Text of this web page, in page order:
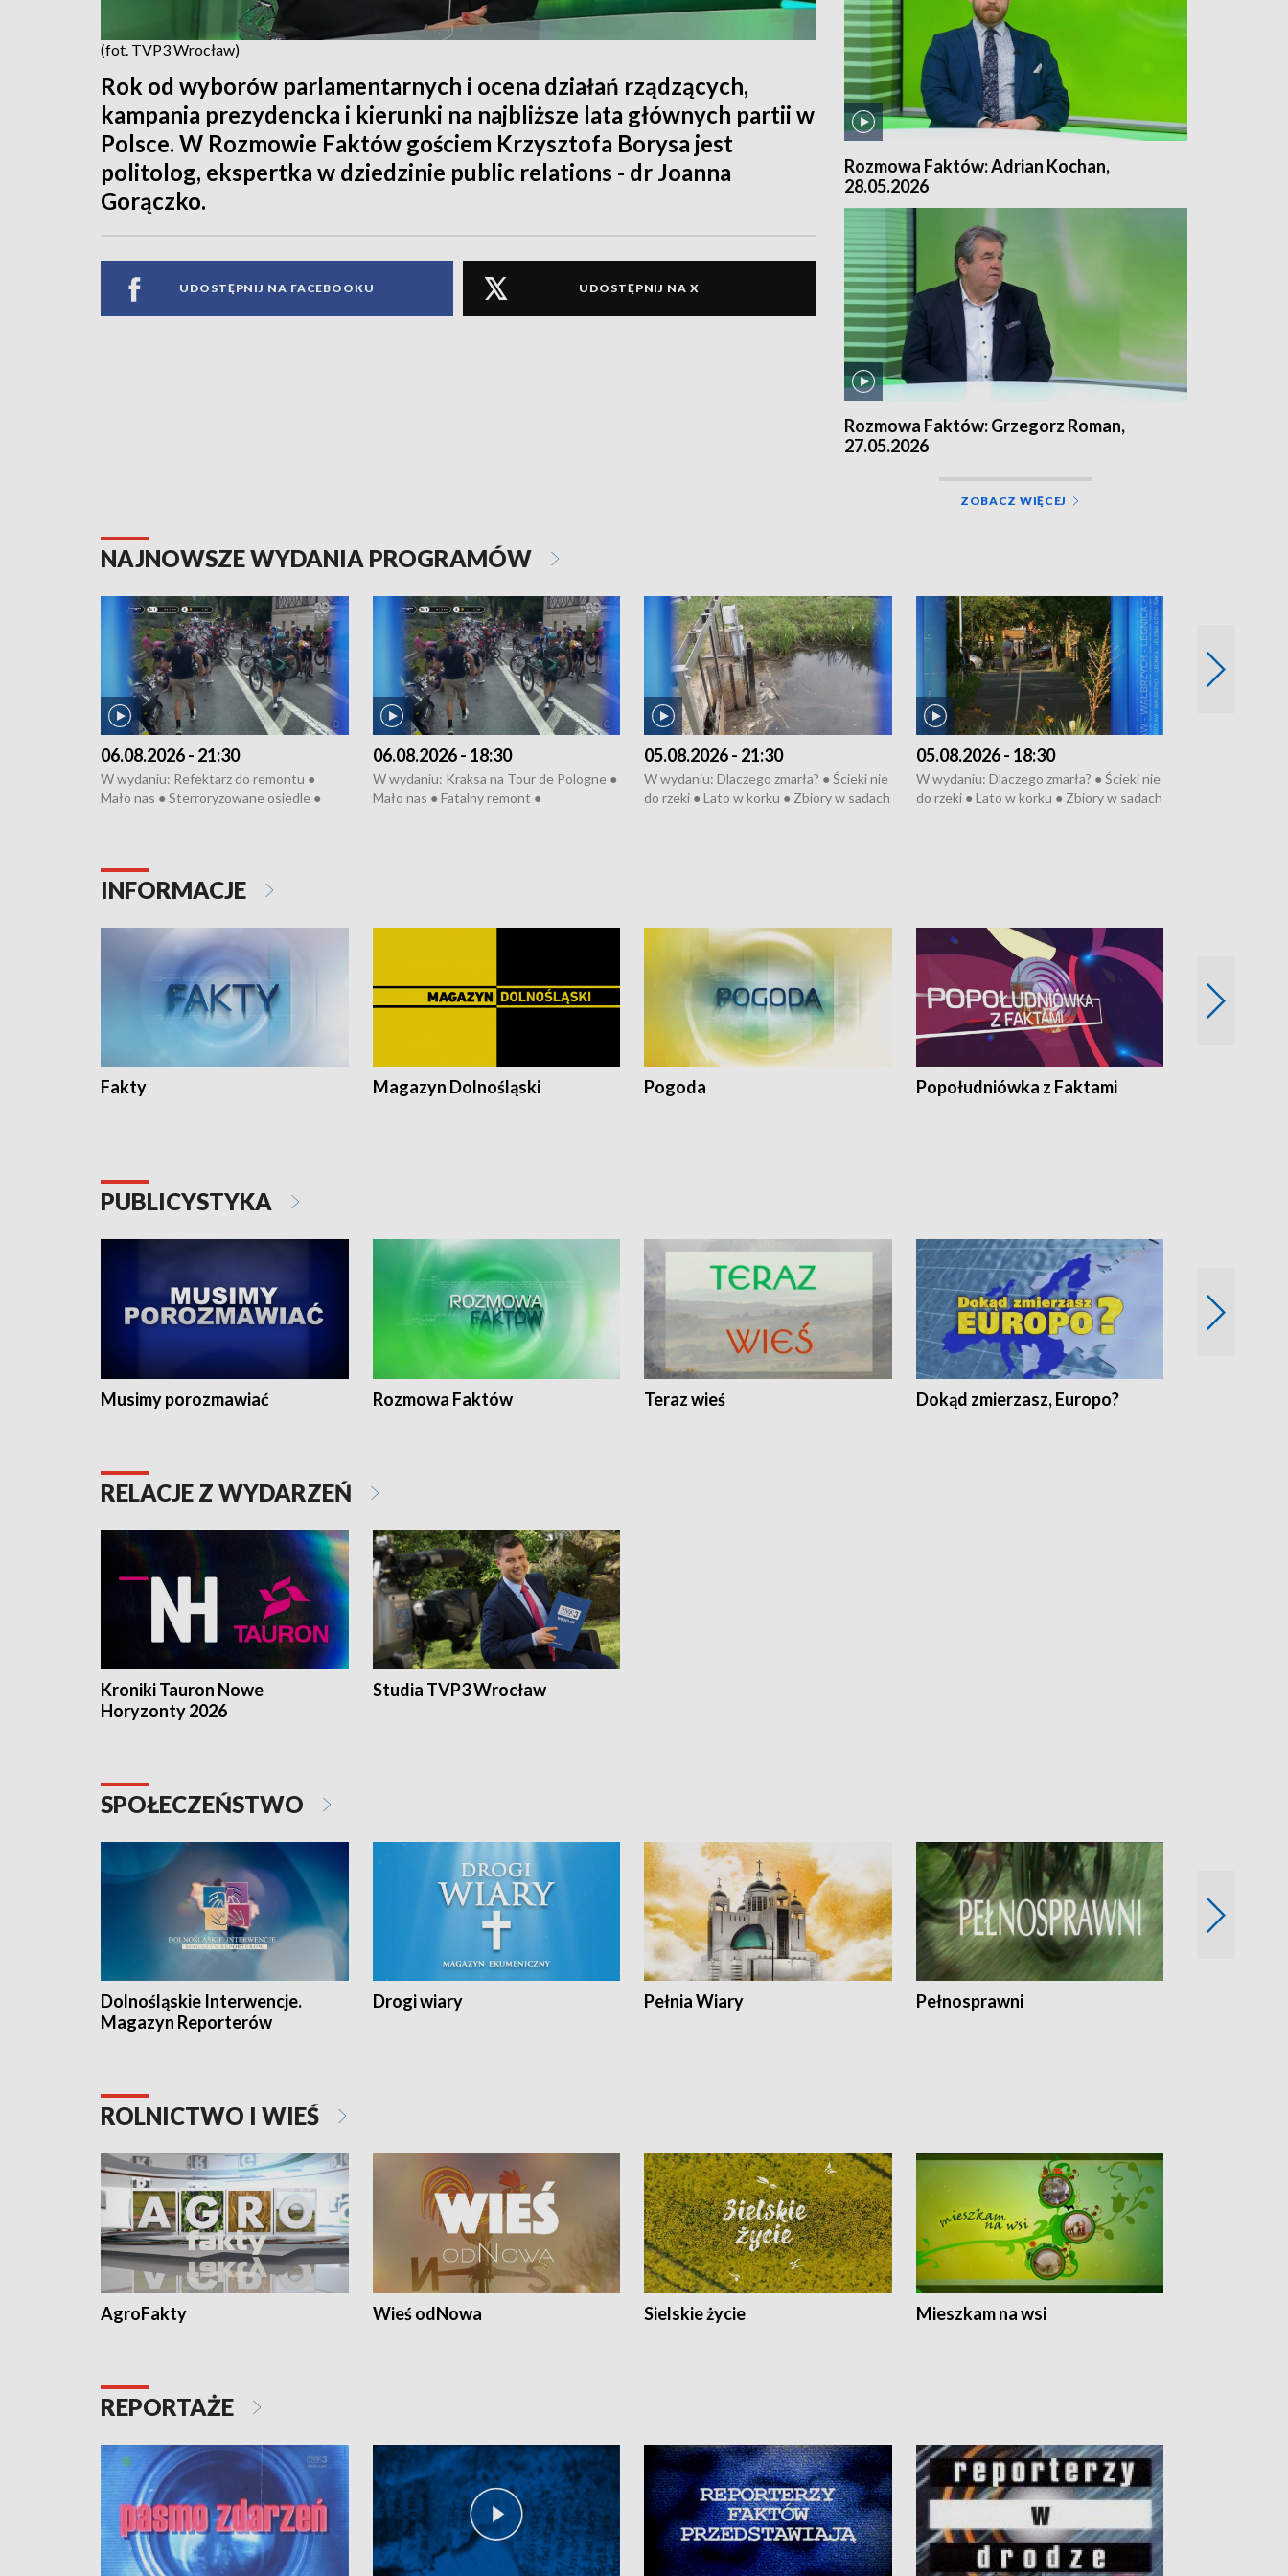
(fot. TVP3 Wrocław)
Rok od wyborów parlamentarnych i ocena działań rządzących,
kampania prezydencka i kierunki na najbliższe lata głównych partii w
Polsce. W Rozmowie Faktów gościem Krzysztofa Borysa jest
politolog, ekspertka w dziedzinie public relations - dr Joanna
Gorączko.
UDOSTĘPNIJ NA FACEBOOKU UDOSTĘPNIJ NA X
Rozmowa Faktów: Adrian Kochan,
28.05.2026
Rozmowa Faktów: Grzegorz Roman,
27.05.2026
ZOBACZ WIĘCEJ
NAJNOWSZE WYDANIA PROGRAMÓW
06.08.2026 - 21:30
W wydaniu: Refektarz do remontu ●
Mało nas ● Sterroryzowane osiedle ●
Pologne
06.08.2026 - 18:30
W wydaniu: Kraksa na Tour de Pologne ●
Mało nas ● Fatalny remont ●
05.08.2026 - 21:30
W wydaniu: Dlaczego zmarła? ● Ścieki nie
do rzeki ● Lato w korku ● Zbiory w sadach
05.08.2026 - 18:30
W wydaniu: Dlaczego zmarła? ● Ścieki nie
do rzeki ● Lato w korku ● Zbiory w sadach
INFORMACJE
Fakty Magazyn Dolnośląski Pogoda Popołudniówka z Faktami
PUBLICYSTYKA
Musimy porozmawiać Rozmowa Faktów Teraz wieś Dokąd zmierzasz, Europo?
RELACJE Z WYDARZEŃ
Kroniki Tauron Nowe
Horyzonty 2026
Studia TVP3 Wrocław
SPOŁECZEŃSTWO
Dolnośląskie Interwencje.
Magazyn Reporterów
Drogi wiary Pełnia Wiary Pełnosprawni
ROLNICTWO I WIEŚ
AgroFakty Wieś odNowa Sielskie życie Mieszkam na wsi
REPORTAŻE